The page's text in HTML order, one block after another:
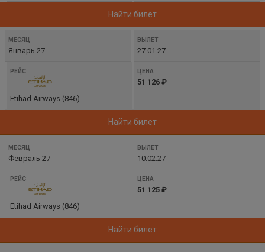
Найти билет
Январь 27 27.01.27
Etihad Airways (846)
51 126 ₽
Найти билет
Февраль 27 10.02.27
Etihad Airways (846)
51 125 ₽
Найти билет